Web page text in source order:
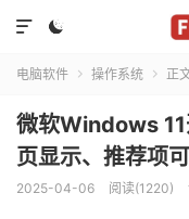


电脑软件  操作系统  正
微软Windows
页显示、推荐项
2025-04-06 阅读(1220)